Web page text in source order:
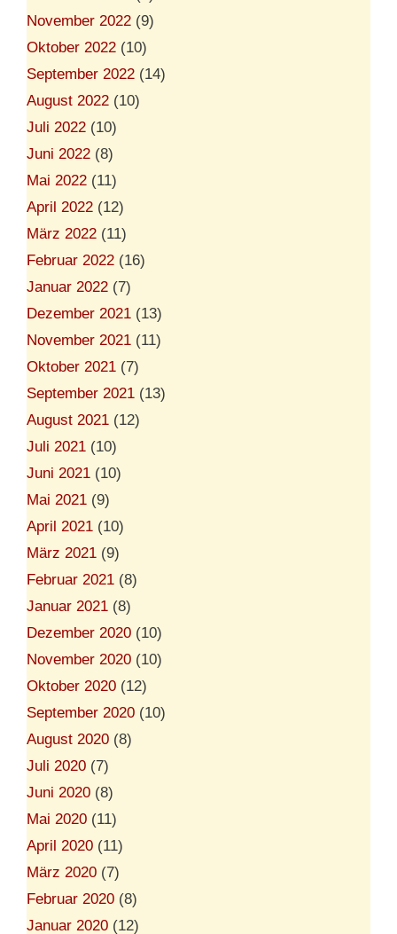
November 2022 (9)
Oktober 2022 (10)
September 2022 (14)
August 2022 (10)
Juli 2022 (10)
Juni 2022 (8)
Mai 2022 (11)
April 2022 (12)
März 2022 (11)
Februar 2022 (16)
Januar 2022 (7)
Dezember 2021 (13)
November 2021 (11)
Oktober 2021 (7)
September 2021 (13)
August 2021 (12)
Juli 2021 (10)
Juni 2021 (10)
Mai 2021 (9)
April 2021 (10)
März 2021 (9)
Februar 2021 (8)
Januar 2021 (8)
Dezember 2020 (10)
November 2020 (10)
Oktober 2020 (12)
September 2020 (10)
August 2020 (8)
Juli 2020 (7)
Juni 2020 (8)
Mai 2020 (11)
April 2020 (11)
März 2020 (7)
Februar 2020 (8)
Januar 2020 (12)